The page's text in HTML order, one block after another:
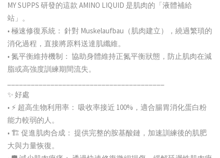
MY SUPPS 研發的這款 AMINO LIQUID 是肌肉的「液體補給
站」。
• 極速修復系統： 針對 Muskelaufbau（肌肉建立），繞過繁瑣的
消化過程，直接將原料送達肌纖維。
• 氮平衡維持機制： 協助身體維持正氮平衡狀態，防止肌肉在減
脂或高強度訓練期間流失。
✨ 好處
• ⚡ 超高生物利用率： 吸收率接近 100%，適合腸胃消化蛋白粉
能力較弱的人。
• 🏗️ 促進肌肉合成： 提供完整的胺基酸鏈，加速訓練後的肌肥
大與力量恢復。